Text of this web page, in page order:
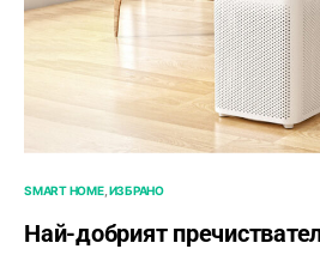
SMART HOME ИЗБРАНО
Най-добрият